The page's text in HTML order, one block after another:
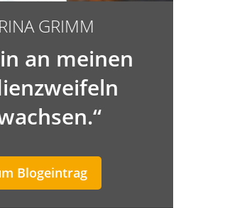
GRIMM
an meinen
Blogeintrag